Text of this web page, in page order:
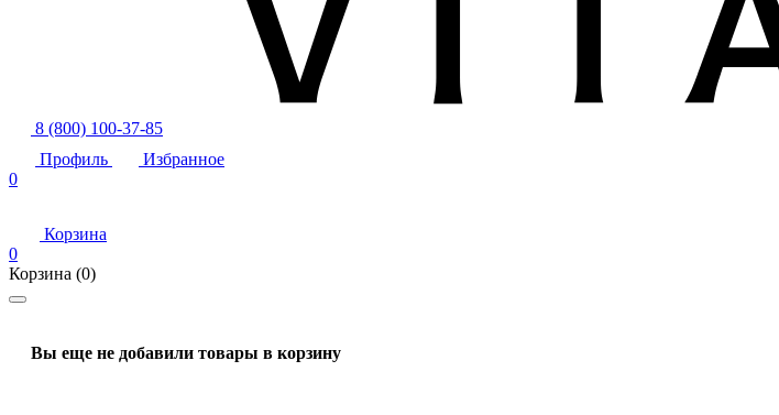
8 (800) 100-37-85
Профиль
Избранное
0
Корзина
0
Корзина (0)
Вы еще не добавили товары в корзину